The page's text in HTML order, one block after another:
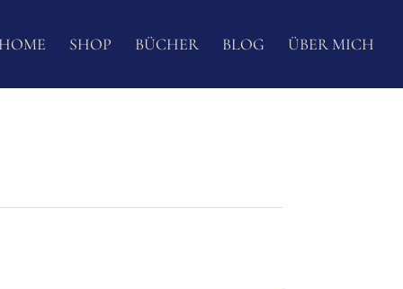
HOME SHOP BÜCHER BLOG ÜBER MICH